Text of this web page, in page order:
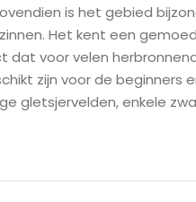
is het gebied
Het kent een
voor velen
zijn voor de beginners
gletsjervelden, enkele